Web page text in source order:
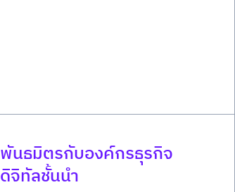
พันธมิตรกับองค์กรธุรกิจ
ดิจิทัลชั้นนำ